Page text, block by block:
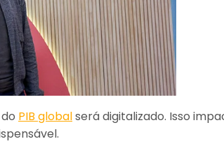
PIB globalserá digitalizado. Isso